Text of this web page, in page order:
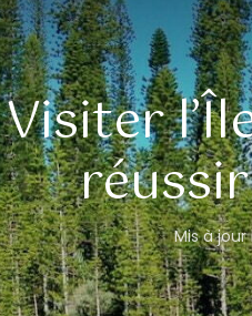
Visiter
Mis à jour